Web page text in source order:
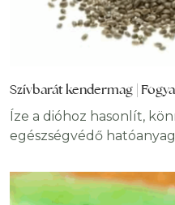
Szívbarát kendermag |
Íze a dióhoz hasonlít,
egészségvédő
fogyasztani
rendelkezik. Jól